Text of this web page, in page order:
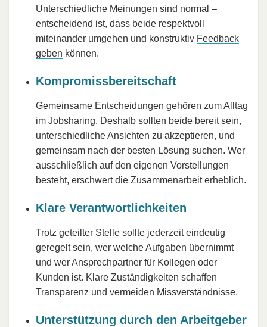
Unterschiedliche Meinungen sind normal –
entscheidend ist, dass beide respektvoll
miteinander umgehen und konstruktiv Feedback
geben können.
Kompromissbereitschaft
Gemeinsame Entscheidungen gehören zum Alltag
im Jobsharing. Deshalb sollten beide bereit sein,
unterschiedliche Ansichten zu akzeptieren, und
gemeinsam nach der besten Lösung suchen. Wer
ausschließlich auf den eigenen Vorstellungen
besteht, erschwert die Zusammenarbeit erheblich.
Klare Verantwortlichkeiten
Trotz geteilter Stelle sollte jederzeit eindeutig
geregelt sein, wer welche Aufgaben übernimmt
und wer Ansprechpartner für Kollegen oder
Kunden ist. Klare Zuständigkeiten schaffen
Transparenz und vermeiden Missverständnisse.
Unterstützung durch den Arbeitgeber